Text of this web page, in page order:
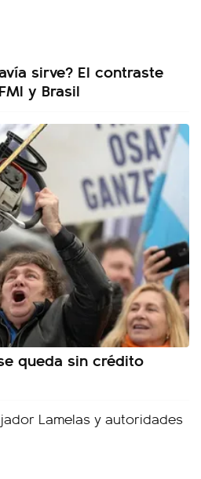
sirve? El contraste
y Brasil
queda sin crédito